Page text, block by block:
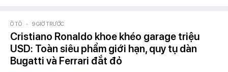
Ô TÔ - 9 GIỜ TRƯỚC
Cristiano Ronaldo khoe khéo garage triệu
USD: Toàn siêu phẩm giới hạn, quy tụ dàn
Bugatti và Ferrari đắt đỏ